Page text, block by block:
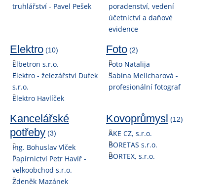
truhlářství - Pavel Pešek
poradenství, vedení
účetnictví a daňové
evidence
Elektro (10)
Elbetron s.r.o.
Elektro - železářství Dufek
s.r.o.
Elektro Havlíček
Foto (2)
Foto Natalija
Sabina Melicharová -
profesionální fotograf
Kancelářské
potřeby (3)
Ing. Bohuslav Vlček
Papírnictví Petr Havíř -
velkoobchod s.r.o.
Zdeněk Mazánek
Kovoprůmysl (12)
AKE CZ, s.r.o.
BORETAS s.r.o.
BORTEX, s.r.o.